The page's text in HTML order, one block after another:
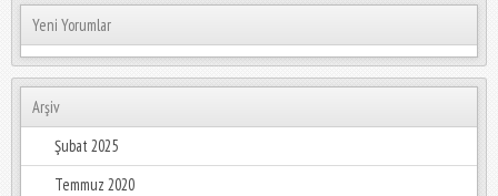
Yeni Yorumlar
Arşiv
Şubat 2025
Temmuz 2020